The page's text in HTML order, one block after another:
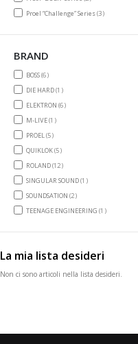
Proel “Challenge” Series 3items
BRAND
BOSS6items
DIE HARD1item
ELEKTRON6items
M-LIVE1item
PROEL 5items
QUIKLOK 5items
ROLAND12items
SINGULAR SOUND1item
SOUNDSATION2items
TEENAGE ENGINEERING1item
La mia lista desideri
Non ci sono articoli nella lista desideri.